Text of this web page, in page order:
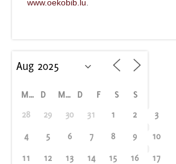
www.oekobib.lu.
M D M D F S
S
28
29 30 31 1 2 3
4 5 6 7 8 9 10
11 12 13 14 15 16 17